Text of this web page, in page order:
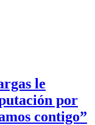
le
por
contigo”